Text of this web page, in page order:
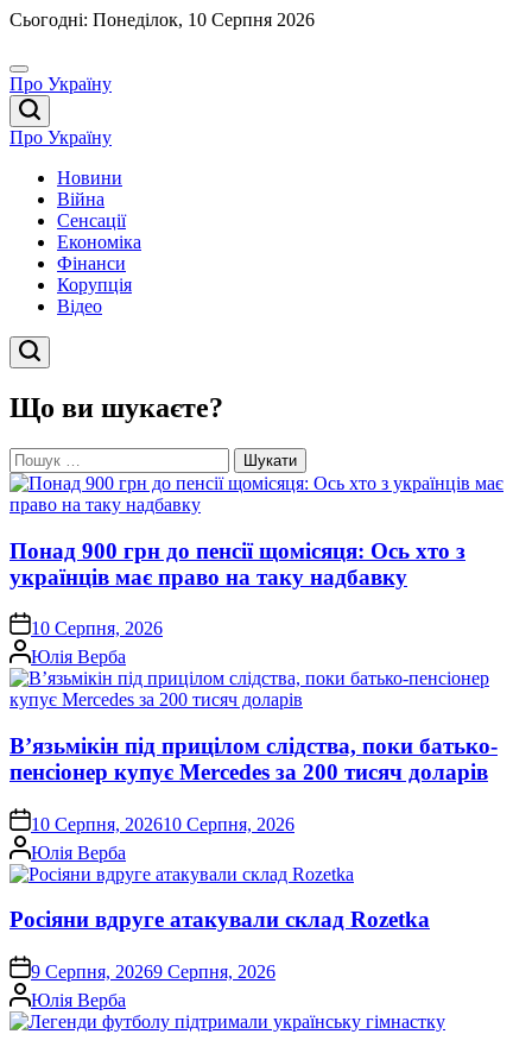
Перейти
вмісту
Сьогодні: Понеділок, 10 Серпня 2026
Про Україну
Про Україну
Новини
Війна
Сенсації
Економіка
Фінанси
Корупція
Відео
Що ви шукаєте?
Пошук:
Понад 900 грн до пенсії щомісяця: Ось хто з
українців має право на таку надбавку
on 10 Серпня, 2026
Опубліковано
Юлія Верба
В’язьмікін під прицілом слідства, поки батько-
пенсіонер купує Mercedes за 200 тисяч доларів
on 10 Серпня, 202610 Серпня, 2026
Опубліковано
Юлія Верба
Росіяни вдруге атакували склад Rozetka
on9 Серпня, 20269 Серпня, 2026
Опубліковано
Юлія Верба